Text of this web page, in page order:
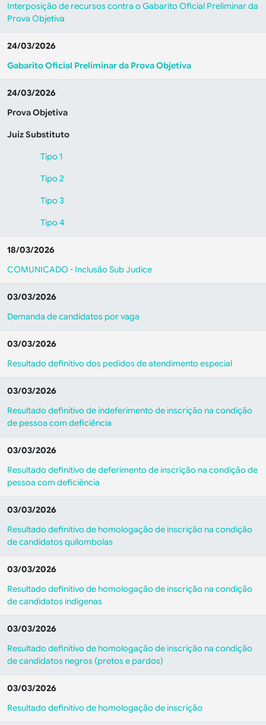
Interposição de recursos contra o Gabarito Oficial Preliminar da
Prova Objetiva
24/03/2026
Gabarito Oficial Preliminar da Prova Objetiva
24/03/2026
Prova Objetiva
Juiz Substituto
Tipo 1
Tipo 2
Tipo 3
Tipo 4
18/03/2026
COMUNICADO - Inclusão Sub Judice
03/03/2026
Demanda de candidatos por vaga
03/03/2026
Resultado definitivo dos pedidos de atendimento especial
03/03/2026
Resultado definitivo de indeferimento de inscrição na condição
de pessoa com deficiência
03/03/2026
Resultado definitivo de deferimento de inscrição na condição de
pessoa com deficiência
03/03/2026
Resultado definitivo de homologação de inscrição na condição
de candidatos quilombolas
03/03/2026
Resultado definitivo de homologação de inscrição na condição
de candidatos indígenas
03/03/2026
Resultado definitivo de homologação de inscrição na condição
de candidatos negros (pretos e pardos)
03/03/2026
Resultado definitivo de homologação de inscrição